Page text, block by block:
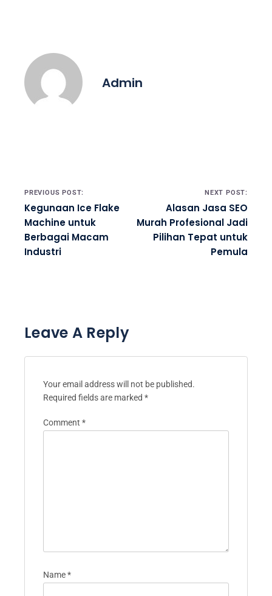
Admin
Post navigation
PREVIOUS POST:
Kegunaan Ice Flake
Machine untuk
Berbagai Macam
Industri
NEXT POST:
Alasan Jasa SEO
Murah Profesional Jadi
Pilihan Tepat untuk
Pemula
Leave A Reply
Your email address will not be published.
Required fields are marked *
Comment *
Name*